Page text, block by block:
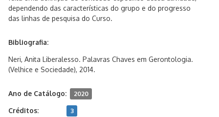
dependendo das características do grupo e do progresso
das linhas de pesquisa do Curso.
Bibliografia:
Neri, Anita Liberalesso. Palavras Chaves em Gerontologia.
(Velhice e Sociedade), 2014.
Ano de Catálogo: 2020
Créditos: 3